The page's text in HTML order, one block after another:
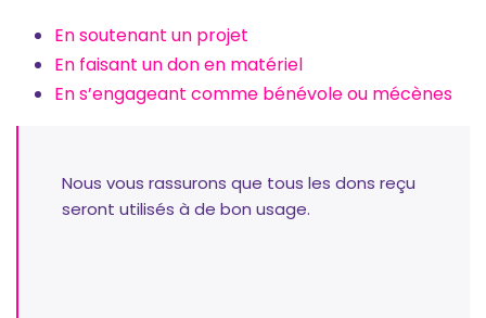
En soutenant un projet
En faisant un don en matériel
En s’engageant comme bénévole ou mécènes
Nous vous rassurons que tous les dons reçu
seront utilisés à de bon usage.